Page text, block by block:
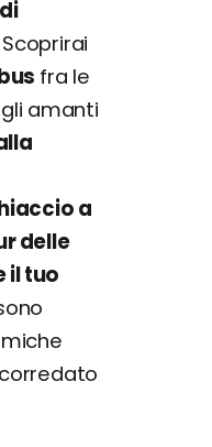
fra le
gli amanti
a
delle
il tuo